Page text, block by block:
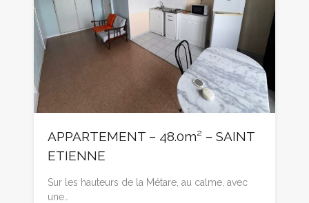
APPARTEMENT – 48.0m² – SAINT
ETIENNE
Sur les hauteurs de la Métare, au calme, avec
une…